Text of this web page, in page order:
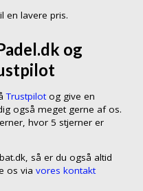
en lavere pris.
og
Trustpilot og give en
også meget gerne af os.
hvor 5 stjerner er
så er du også altid
os via vores kontakt